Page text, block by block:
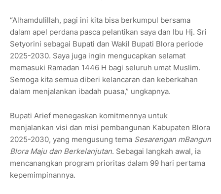
“Alhamdulillah, pagi ini kita bisa berkumpul bersama
dalam apel perdana pasca pelantikan saya dan Ibu Hj. Sri
Setyorini sebagai Bupati dan Wakil Bupati Blora periode
2025-2030. Saya juga ingin mengucapkan selamat
memasuki Ramadan 1446 H bagi seluruh umat Muslim.
Semoga kita semua diberi kelancaran dan keberkahan
dalam menjalankan ibadah puasa,” ungkapnya.
Bupati Arief menegaskan komitmennya untuk
menjalankan visi dan misi pembangunan Kabupaten Blora
2025-2030, yang mengusung tema Sesarengan mBangun
Blora Maju dan Berkelanjutan. Sebagai langkah awal, ia
mencanangkan program prioritas dalam 99 hari pertama
kepemimpinannya.